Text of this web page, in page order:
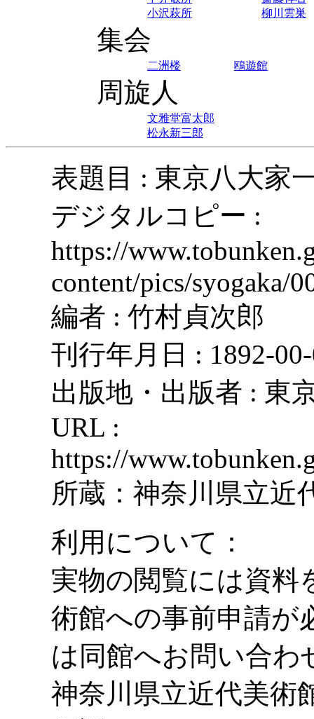
小沢萩所
柳川雲巣
集会
二洲楼 鴎遊館
周旋人
文雅堂富太郎
松永新三郎
表題目 : 東京八大家
デジタルコピー :
https://
content/pics/syogaka/
編者 : 竹村貞次郎
刊行年月日 : 1892-
出版地・出版者 : 東
URL :
https://
所蔵：神奈川県立近
利用について：
実物の閲覧には資料
術館への事前申請が
は同館へお問い合わ
神奈川県立近代美